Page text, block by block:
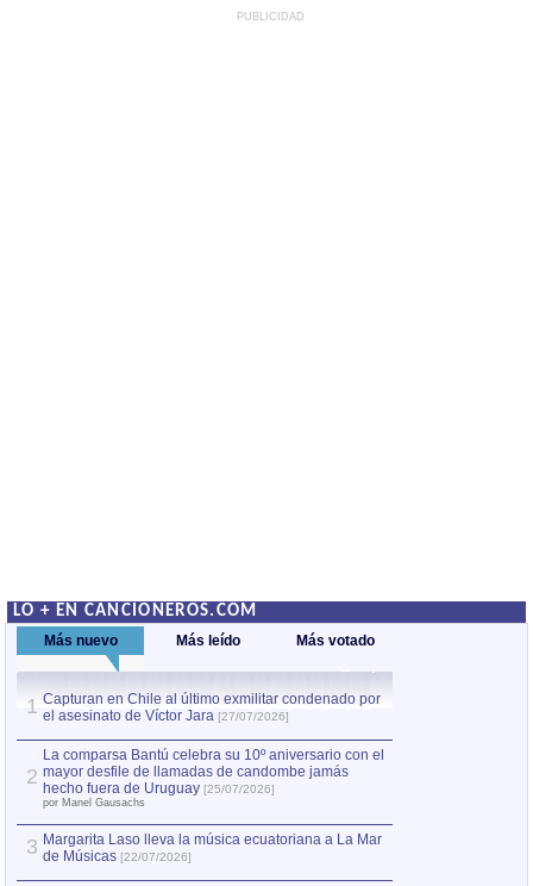
PUBLICIDAD
LO + EN CANCIONEROS.COM
Más nuevo Más leído Más votado
1 Capturan en Chile al último exmilitar condenado por
el asesinato de Víctor Jara [27/07/2026]
2
La comparsa Bantú celebra su 10º aniversario con el
mayor desfile de llamadas de candombe jamás
hecho fuera de Uruguay [25/07/2026]
por Manel Gausachs
3 Margarita Laso lleva la música ecuatoriana a La Mar
de Músicas [22/07/2026]